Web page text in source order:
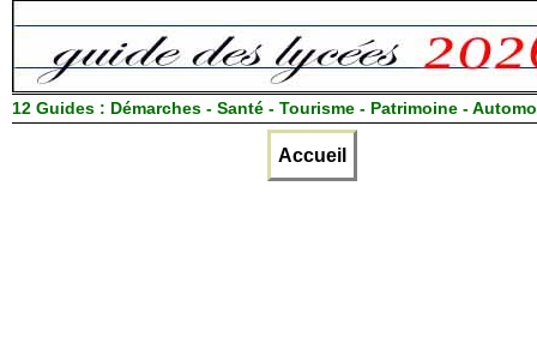
12 Guides : Démarches - Santé - Tourisme - Patrimoine -
Accueil